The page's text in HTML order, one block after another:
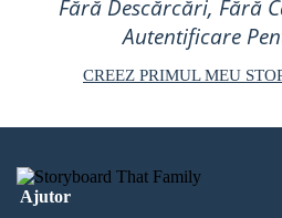
Fără Descărcări, Fără
Autentificare
CREEZ PRIMUL MEU
Ajutor